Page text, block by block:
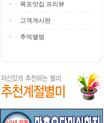
목포맛집 프리뷰
고객게시판
추억앨범